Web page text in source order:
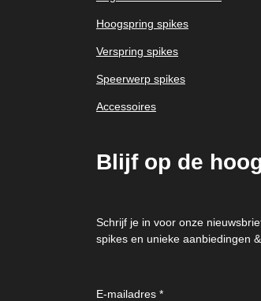
Hoogspring spikes
Verspring spikes
Speerwerp spikes
Accessoires
Blijf op de
Schrijf je in voor onze
spikes en unieke aanbiedingen
E-mailadres *